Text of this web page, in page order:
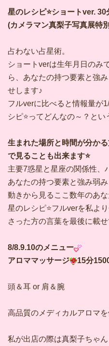
星のレシピ⭐️ショートver. 30
(カメラマン真梨子写真展特
占わない占星術。
ショートverは生年月日のみ
ら、あなたの持つ要素と強
せします♪
フルverに比べると情報量が
シピ⭐️ってどんなの～？とい
生まれた場所と時間が分か
で見ることも出来ます⭐️
主要7惑星と星座の関係性、
あなたの持つ要素と強み弱
動きから見るここ数年のあ
星のレシピ⭐️フルverを私よ
さった方の言葉を最後に載
8/8.9.10のメニュー
アロママッサージ
15分
頭＆耳 or 肩＆腕
高品質のメディカルアロマを
私が出店の際は真梨子ちゃ